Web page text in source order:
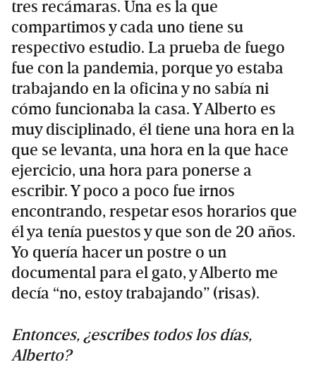
tres recámaras. Una es la que
compartimos y cada uno tiene su
respectivo estudio. La prueba de fuego
fue con la pandemia, porque yo estaba
trabajando en la oficina y no sabía ni
cómo funcionaba la casa. Y Alberto es
muy disciplinado, él tiene una hora en la
que se levanta, una hora en la que hace
ejercicio, una hora para ponerse a
escribir. Y poco a poco fue irnos
encontrando, respetar esos horarios que
él ya tenía puestos y que son de 20 años.
Yo quería hacer un postre o un
documental para el gato, y Alberto me
decía “no, estoy trabajando” (risas).
Entonces, ¿escribes todos los días,
Alberto?